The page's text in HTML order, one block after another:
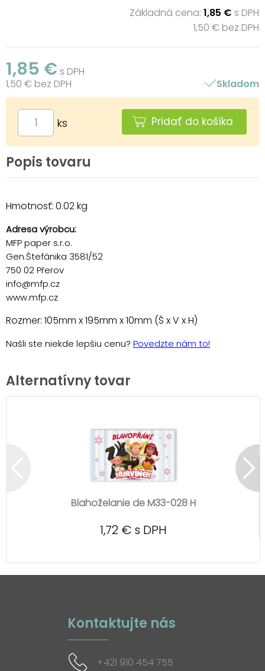
Základná cena: 1,85 € s DPH
1,50 € bez DPH
1,85 € s DPH
1,50 € bez DPH
Skladom
ks Pridať do košíka
Popis tovaru
Hmotnosť: 0.02 kg
Adresa výrobcu:
MFP paper s.r.o.
Gen.Štefánika 3581/52
750 02 Přerov
info@mfp.cz
www.mfp.cz
Rozmer: 105mm x 195mm x 10mm (Š x V x H)
Našli ste niekde lepšiu cenu? Povedzte nám to!
Alternatívny tovar
Blahoželanie de M33-028 H
1,72 € s DPH
Kontaktujte nás
+421 910 454 755